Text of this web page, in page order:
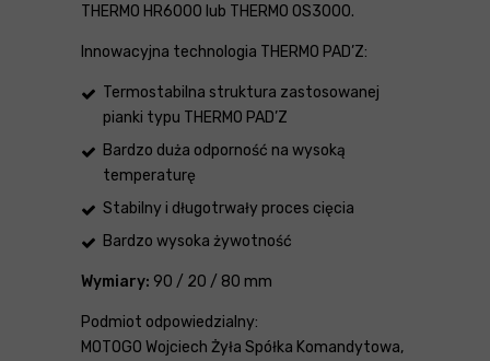
THERMO HR6000 lub THERMO OS3000.
Innowacyjna technologia THERMO PAD’Z:
Termostabilna struktura zastosowanej
pianki typu THERMO PAD’Z
Bardzo duża odporność na wysoką
temperaturę
Stabilny i długotrwały proces cięcia
Bardzo wysoka żywotność
Wymiary: 90 / 20 / 80 mm
Podmiot odpowiedzialny:
MOTOGO Wojciech Żyła Spółka Komandytowa,